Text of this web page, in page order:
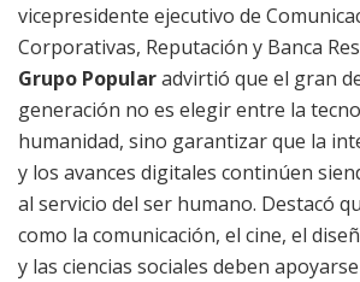
vicepresidente ejecutivo de
Corporativas, Reputación y Banca
Grupo Popularadvirtió que el gran
generación no es elegir entre la
humanidad, sino garantizar que la
y los avances digitales continúen
al servicio del ser humano. Destacó
como la comunicación, el cine, el
y las ciencias sociales deben